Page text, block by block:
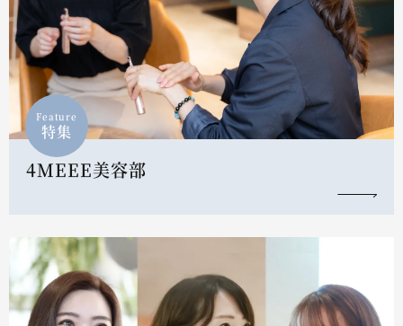
Feature
特集
4MEEE美容部